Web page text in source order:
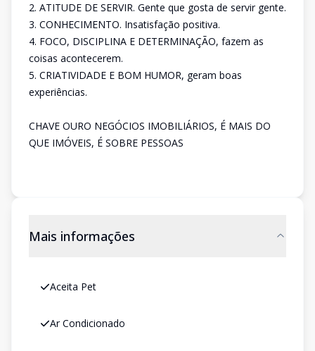
2. ATITUDE DE SERVIR. Gente que gosta de servir gente.
3. CONHECIMENTO. Insatisfação positiva.
4. FOCO, DISCIPLINA E DETERMINAÇÃO, fazem as
coisas acontecerem.
5. CRIATIVIDADE E BOM HUMOR, geram boas
experiências.
CHAVE OURO NEGÓCIOS IMOBILIÁRIOS, É MAIS DO
QUE IMÓVEIS, É SOBRE PESSOAS
Mais informações
Aceita Pet
Ar Condicionado